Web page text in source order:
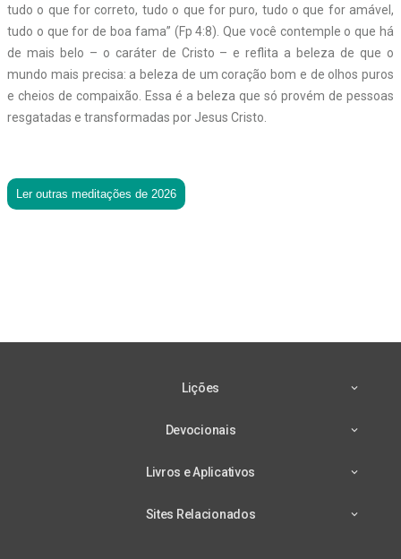
tudo o que for correto, tudo o que for puro, tudo o que for amável,
tudo o que for de boa fama” (Fp 4:8). Que você contemple o que há
de mais belo – o caráter de Cristo – e reflita a beleza de que o
mundo mais precisa: a beleza de um coração bom e de olhos puros
e cheios de compaixão. Essa é a beleza que só provém de pessoas
resgatadas e transformadas por Jesus Cristo.
Ler outras meditações de 2026
Lições
Devocionais
Livros e Aplicativos
Sites Relacionados